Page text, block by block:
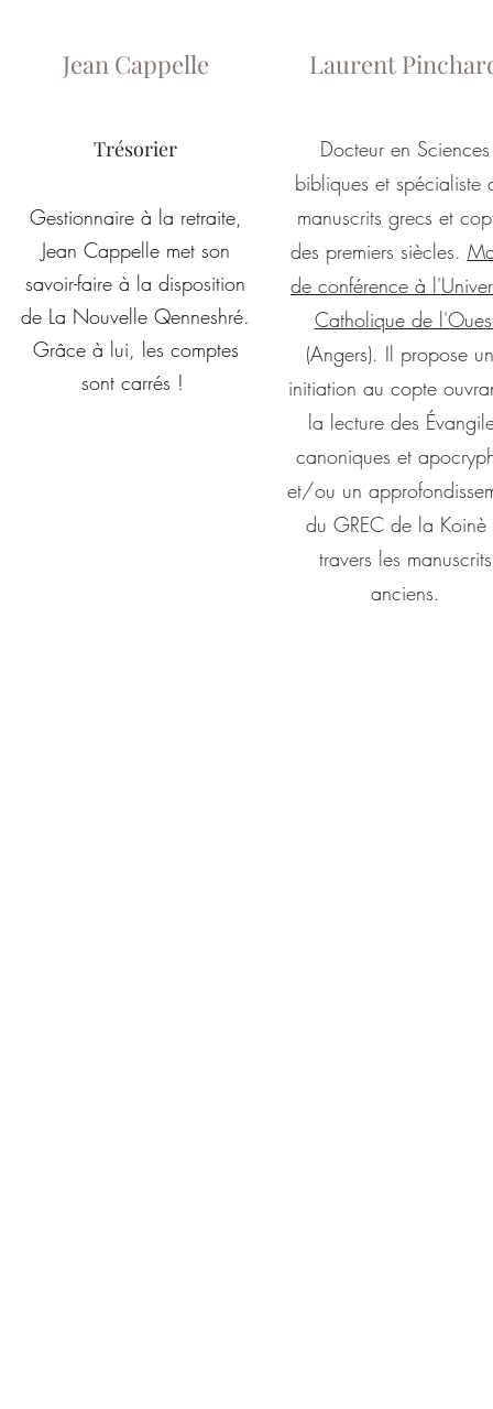
Jean Cappelle
Trésorier
Gestionnaire à la retraite,
Jean Cappelle met son
savoir-faire à la disposition
de La Nouvelle Qenneshré.
Grâce à lui, les comptes
sont carrés !
Laurent
Docteur en Sciences
bibliques et spécialiste
manuscrits grecs et
des premiers siècles.
de conférence à
Catholique de
(Angers). Il propose
initiation au copte
la lecture des
canoniques et
et/ou un
du GREC de la Koinè
travers les manuscrits
anciens.